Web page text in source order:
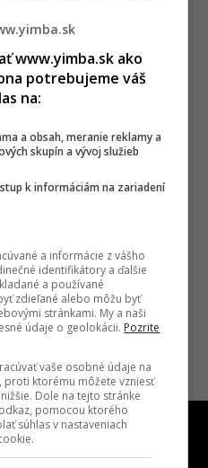
www.yimba.sk ako
potrebujeme váš
na:
a obsah, meranie reklamy a
skupín a vývoj služieb
k informáciám na zariadení
a informácie z vášho
identifikátory a ďalšie
a používané
zdieľané alebo môžu byť
stránkami. My a naši
údaje o geolokácii. Pozrite
vaše osobné údaje na
proti ktorému môžete vzniesť
Dole na tejto stránke
pomocou ktorého
súhlas v nastaveniach